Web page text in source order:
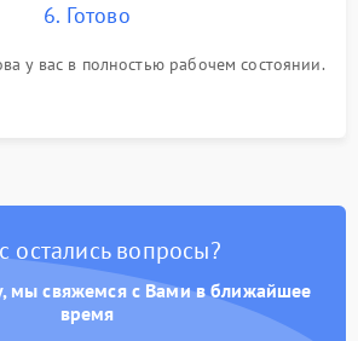
6. Готово
у вас в полностью рабочем состоянии.
остались вопросы?
мы свяжемся с Вами в ближайшее
время